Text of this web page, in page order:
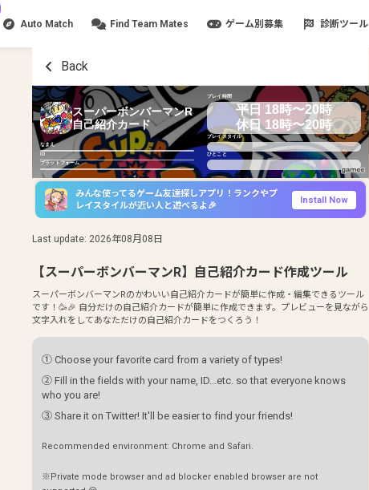
Auto Match Find Team Mates ゲーム別募集 診断ツール
Back
スーパーボンバーマンR
自己紹介カード
なまえ
ID
プラットフォーム
プレイ時間
平日 18時〜20時
休日 18時〜20時
プレイスタイル
ひとこと
みんな使ってるゲーム友達探しアプリ！ランクやプ
レイスタイルが近い人と遊べるよ🎉
Install Now
Last update: 2026年08月08日
【スーパーボンバーマンR】自己紹介カード作成ツール
スーパーボンバーマンRのかわいい自己紹介カードが簡単に作成・編集できるツール
です！🥳🎉 自分だけの自己紹介カードが簡単に作成できます。プレビューを見ながら
文字入れをしてあなただけの自己紹介カードをつくろう！
① Choose your favorite card from a variety of types!
② Fill in the fields with your name, ID...etc. so that everyone knows
who you are!
③ Share it on Twitter! It'll be easier to find your friends!
Recommended environment: Chrome and Safari.
※Private mode browser and ad blocker enabled browser are not